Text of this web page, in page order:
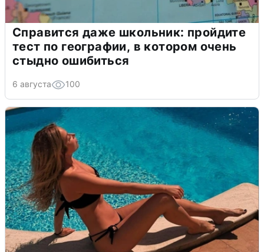
Справится даже школьник: пройдите
тест по географии, в котором очень
стыдно ошибиться
6 августа 100